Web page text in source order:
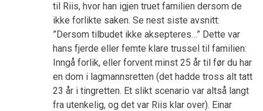
til Riis, hvor han igjen truet familien dersom de
ikke forlikte saken. Se nest siste avsnitt:
”Dersom tilbudet ikke aksepteres…” Dette var
hans fjerde eller femte klare trussel til familien:
Inngå forlik, eller forvent minst 25 år til før du har
en dom i lagmannsretten (det hadde tross alt tatt
23 år i tingretten. Et slikt scenario var altså langt
fra utenkelig, og det var Riis klar over). Einar